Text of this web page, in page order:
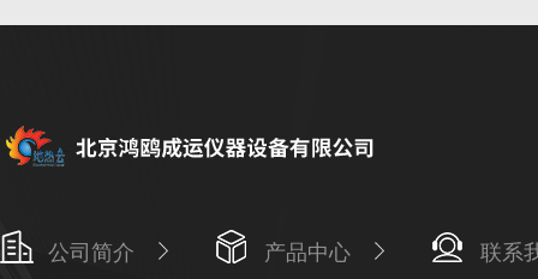
公司简介 产品中心 联系